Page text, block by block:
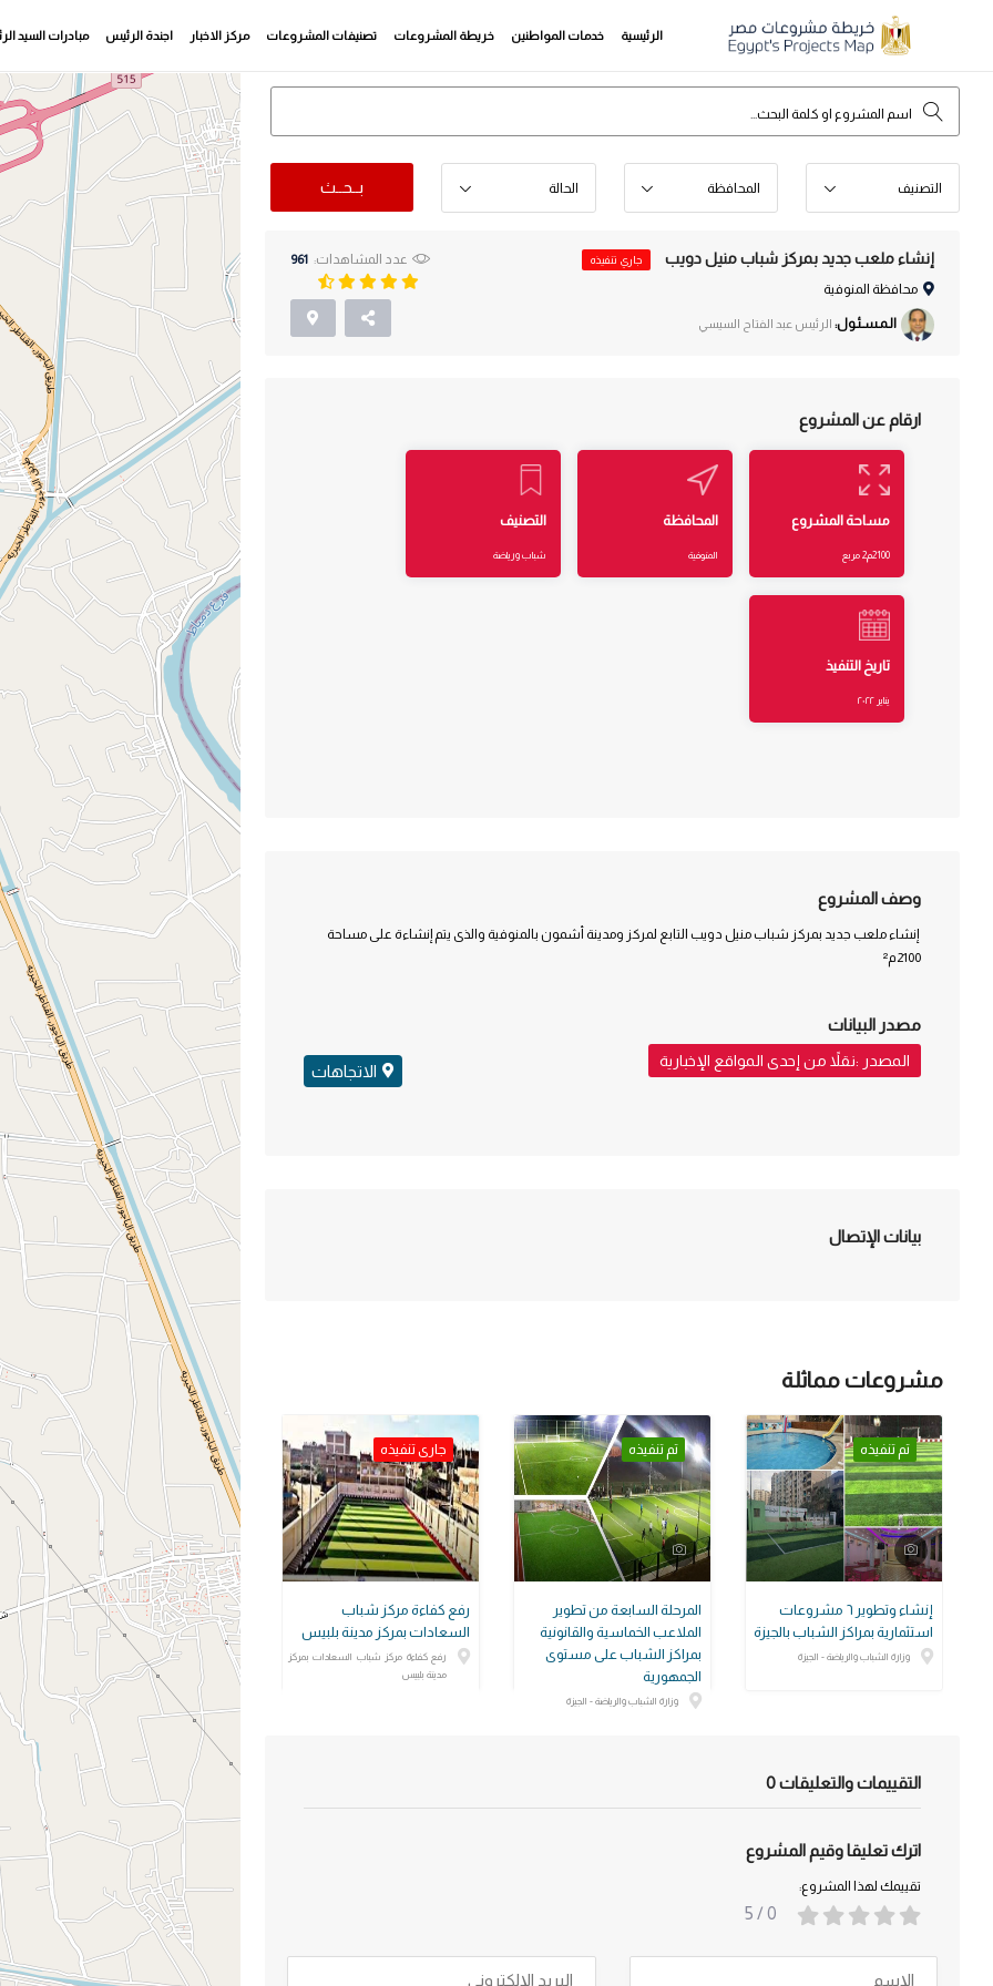
الرئيسية خدمات المواطنين خريطة المشروعات تصنيفات المشروعات مركز الاخبار اجندة الرئيس مبادرات السيد
التصنيف المحافظة الحالة بــحــث
إنشاء ملعب جديد بمركز شباب منيل دويب جاري تنفيذه
محافظة المنوفية
الـمـسـئـول: الرئيس عبد الفتاح السيسي
عدد المشاهدات: 961
ارقام عن المشروع
مساحة المشروع
2100م2 مربع
المحافظة
المنوفية
التصنيف
شباب ورياضة
تاريخ التنفيذ
يناير ٢٠٢٢
وصف المشروع
إنشاء ملعب جديد بمركز شباب منيل دويب التابع لمركز ومدينة أشمون بالمنوفية والذى يتم إنشاءة على مساحة
2100م²
مصدر البيانات
المصدر :نقلاً من إحدى المواقع الإخبارية
الاتجاهات
بيانات الإتصال
مشروعات مماثلة
جارى تنفيذه
رفع كفاءة مركز شباب
السعادات بمركز مدينة بلبيس
رفع كفاءة مركز شباب السعادات بمركز
مدينة بلبيس
تم تنفيذه
المرحلة السابعة من تطوير
الملاعب الخماسية والقانونية
بمراكز الشباب على مستوى
الجمهورية
وزارة الشباب والرياضة - الجيزة
تم تنفيذه
إنشاء وتطوير ٦ مشروعات
استثمارية بمراكز الشباب بالجيزة
وزارة الشباب والرياضة - الجيزة
التقييمات والتعليقات0
اترك تعليقا وقيم المشروع
تقييمك لهذا المشروع:
0
/ 5